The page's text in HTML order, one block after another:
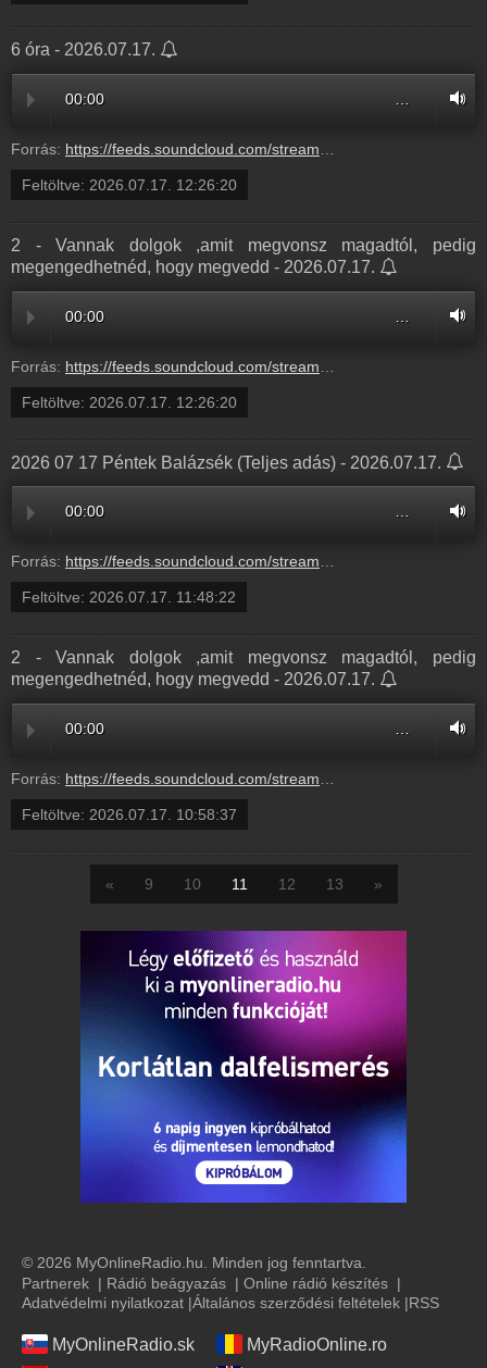
6 óra - 2026.07.17.
00:00
Forrás: https://feeds.soundcloud.com/stream/2362628225-radio1hungary-24bd184d-8b97-4cbe-b842-6e5987777886.mp3
Feltöltve: 2026.07.17. 12:26:20
2 - Vannak dolgok ,amit megvonsz magadtól, pedig
megengedhetnéd, hogy megvedd - 2026.07.17.
00:00
Forrás: https://feeds.soundcloud.com/stream/2362628222-radio1hungary-2-vannak-dolgok-amit-megvonsz-magadtol-pedig-megengedhetned-hogy-megvedd-2.mp3
Feltöltve: 2026.07.17. 12:26:20
2026 07 17 Péntek Balázsék (Teljes adás) - 2026.07.17.
00:00 …
Forrás: https://feeds.soundcloud.com/stream/2362618484-balazsek-2026-07-17-pentek-balazsek.mp3
Feltöltve: 2026.07.17. 11:48:22
2 - Vannak dolgok ,amit megvonsz magadtól, pedig
megengedhetnéd, hogy megvedd - 2026.07.17.
00:00
Forrás: https://feeds.soundcloud.com/stream/2362598867-balazsek-2-vannak-dolgok-amit-megvonsz-magadtol-pedig-megengedhetned-hogy-megvedd-2.mp3
Feltöltve: 2026.07.17. 10:58:37
« 9 10 11 12 13 »
© 2026 MyOnlineRadio.hu. Minden jog fenntartva.
Partnerek | Rádió beágyazás | Online rádió készítés |
Adatvédelmi nyilatkozat |Általános szerződési feltételek |RSS
MyOnlineRadio.sk
MyRadioOnline.ro